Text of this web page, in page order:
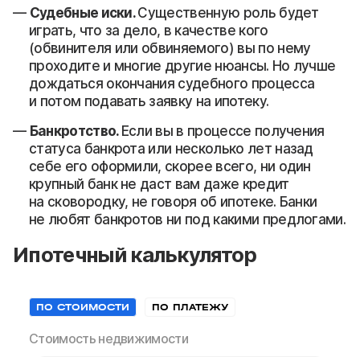
Судебные иски.Существенную роль будет
играть, что за дело, в качестве кого
(обвинителя или обвиняемого) вы по нему
проходите и многие другие нюансы. Но лучше
дождаться окончания судебного процесса
и потом подавать заявку на ипотеку.
Банкротство. Если вы в процессе получения
статуса банкрота или несколько лет назад
себе его оформили, скорее всего, ни один
крупный банк не даст вам даже кредит
на сковородку, не говоря об ипотеке. Банки
не любят банкротов ни под какими предлогами.
Ипотечный калькулятор
ПО СТОИМОСТИ ПО ПЛАТЕЖУ
Стоимость недвижимости